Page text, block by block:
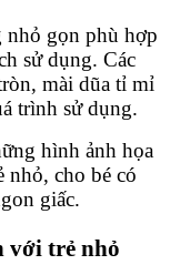
nhỏ gọn phù hợp
sử dụng. Các
mài dũa tỉ mỉ
trình sử dụng.
hình ảnh họa
nhỏ, cho bé có
giấc.
với trẻ nhỏ